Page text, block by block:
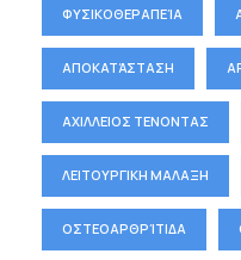
ΦΥΣΙΚΟΘΕΡΑΠΕΊΑ
ΑΠΟΚΑΤΆΣΤΑΣΗ
ΑΧΙΛΛΕΙΟΣ ΤΕΝΟΝΤΑΣ
ΛΕΙΤΟΥΡΓΙΚΗ ΜΑΛΑΞΗ
ΟΣΤΕΟΑΡΘΡΊΤΙΔΑ